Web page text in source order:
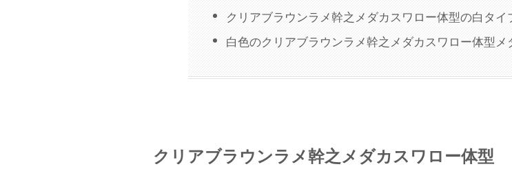
クリアブラウンラメ幹之メダカスワロー体型の白タイ
白色のクリアブラウンラメ幹之メダカスワロー体型メ
クリアブラウンラメ幹之メダカスワロー体型